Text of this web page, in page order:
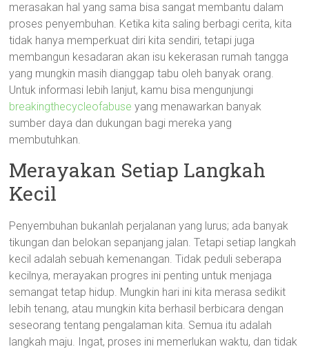
merasakan hal yang sama bisa sangat membantu dalam
proses penyembuhan. Ketika kita saling berbagi cerita, kita
tidak hanya memperkuat diri kita sendiri, tetapi juga
membangun kesadaran akan isu kekerasan rumah tangga
yang mungkin masih dianggap tabu oleh banyak orang.
Untuk informasi lebih lanjut, kamu bisa mengunjungi
breakingthecycleofabuse yang menawarkan banyak
sumber daya dan dukungan bagi mereka yang
membutuhkan.
Merayakan Setiap Langkah
Kecil
Penyembuhan bukanlah perjalanan yang lurus; ada banyak
tikungan dan belokan sepanjang jalan. Tetapi setiap langkah
kecil adalah sebuah kemenangan. Tidak peduli seberapa
kecilnya, merayakan progres ini penting untuk menjaga
semangat tetap hidup. Mungkin hari ini kita merasa sedikit
lebih tenang, atau mungkin kita berhasil berbicara dengan
seseorang tentang pengalaman kita. Semua itu adalah
langkah maju. Ingat, proses ini memerlukan waktu, dan tidak